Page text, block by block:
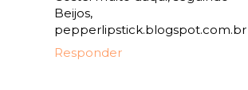
Beijos,
pepperlipstick.blogspot.com.br
Responder